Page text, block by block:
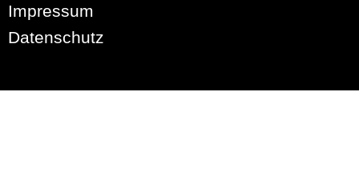
Impressum
Datenschutz